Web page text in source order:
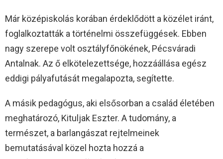
Már középiskolás korában érdeklődött a közélet iránt,
foglalkoztatták a történelmi összefüggések. Ebben
nagy szerepe volt osztályfőnökének, Pécsváradi
Antalnak. Az ő elkötelezettsége, hozzáállása egész
eddigi pályafutását megalapozta, segítette.
A másik pedagógus, aki elsősorban a család életében
meghatározó, Kituljak Eszter. A tudomány, a
természet, a barlangászat rejtelmeinek
bemutatásával közel hozta hozzá a